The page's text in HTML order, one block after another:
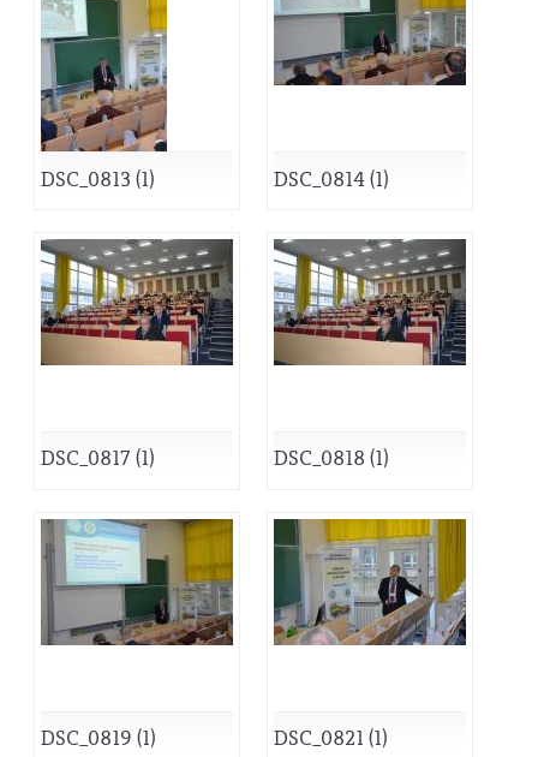
DSC_0813 (1) DSC_0814 (1)
DSC_0817 (1) DSC_0818 (1)
DSC_0819 (1) DSC_0821 (1)